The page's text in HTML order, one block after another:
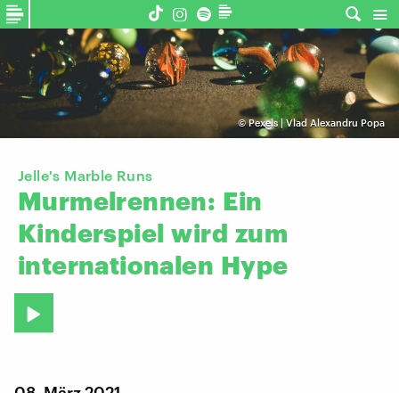
©Pexels | Vlad Alexandru Popa
Jelle's Marble Runs
Murmelrennen: Ein
Kinderspiel wird zum
internationalen Hype